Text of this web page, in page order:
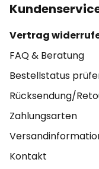
Vertrag
FAQ & Beratung
Bestellstatus
Rücksendung/
Zahlungsarten
Kontakt